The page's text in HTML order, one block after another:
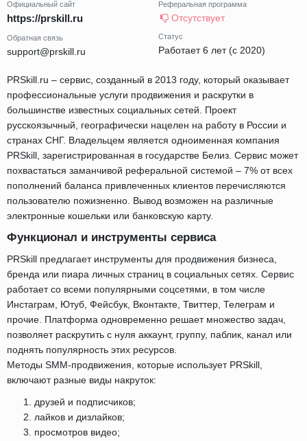
Официальный сайт
https://prskill.ru
Обратная связь
support@prskill.ru
Реферальная программа
Отсутствует
Статус
Работает 6 лет (с 2020)
PRSkill.ru – сервис, созданный в 2013 году, который оказывает
профессиональные услуги продвижения и раскрутки в
большинстве известных социальных сетей. Проект
русскоязычный, географически нацелен на работу в России и
странах СНГ. Владельцем является одноименная компания
PRSkill, зарегистрированная в государстве Белиз. Сервис может
похвастаться заманчивой реферальной системой – 7% от всех
пополнений баланса привлеченных клиентов перечисляются
пользователю пожизненно. Вывод возможен на различные
электронные кошельки или банковскую карту.
Функционал и инструменты сервиса
PRSkill предлагает инструменты для продвижения бизнеса,
бренда или пиара личных страниц в социальных сетях. Сервис
работает со всеми популярными соцсетями, в том числе
Инстаграм, Ютуб, Фейсбук, Вконтакте, Твиттер, Телеграм и
прочие. Платформа одновременно решает множество задач,
позволяет раскрутить с нуля аккаунт, группу, паблик, канал или
поднять популярность этих ресурсов.
Методы SMM-продвижения, которые использует PRSkill,
включают разные виды накруток:
друзей и подписчиков;
лайков и дизлайков;
просмотров видео;